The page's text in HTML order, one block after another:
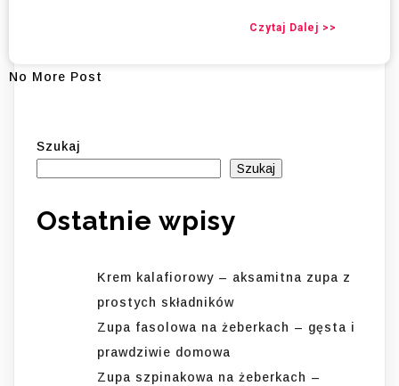
Czytaj Dalej >>
No More Post
Szukaj
Szukaj
Ostatnie wpisy
Krem kalafiorowy – aksamitna zupa z
prostych składników
Zupa fasolowa na żeberkach – gęsta i
prawdziwie domowa
Zupa szpinakowa na żeberkach –